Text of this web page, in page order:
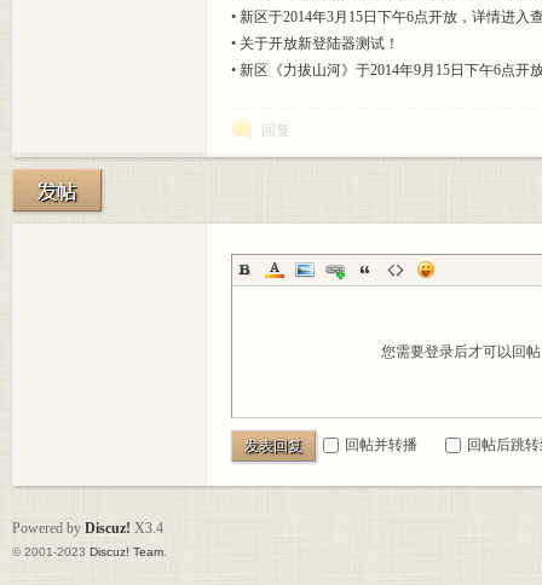
• 新区于2014年3月15日下午6点开放，详情进入
• 关于开放新登陆器测试！
• 新区《力拔山河》于2014年9月15日下午6点开
回复
您需要登录后才可以回
发表回复 回帖并转播 回帖后跳
Powered by Discuz! X3.4
© 2001-2023 Discuz! Team